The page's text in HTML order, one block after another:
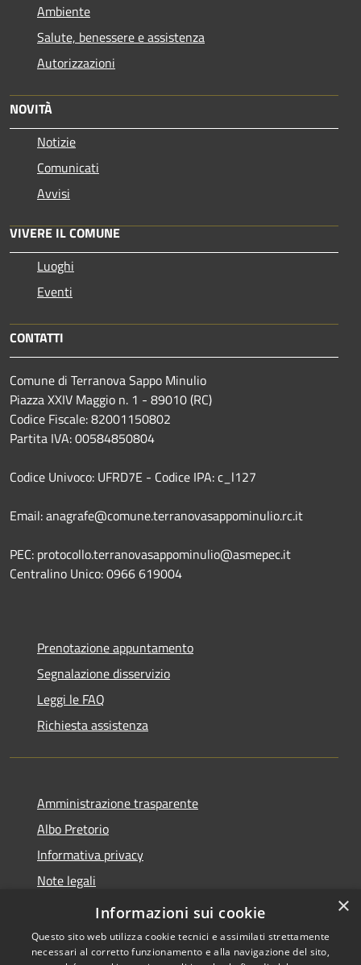
Ambiente
Salute, benessere e assistenza
Autorizzazioni
NOVITÀ
Notizie
Comunicati
Avvisi
VIVERE IL COMUNE
Luoghi
Eventi
CONTATTI
Comune di Terranova Sappo Minulio
Piazza XXIV Maggio n. 1 - 89010 (RC)
Codice Fiscale: 82001150802
Partita IVA: 00584850804
Codice Univoco: UFRD7E - Codice IPA: c_l127
Email: anagrafe@comune.terranovasappominulio.rc.it
PEC: protocollo.terranovasappominulio@asmepec.it
Centralino Unico: 0966 619004
Prenotazione appuntamento
Segnalazione disservizio
Leggi le FAQ
Richiesta assistenza
Amministrazione trasparente
Albo Pretorio
Informativa privacy
Note legali
Dichiarazione di accessibilità
×
Informazioni sui cookie
Questo sito web utilizza cookie tecnici e assimilati strettamente
necessari al corretto funzionamento e alla navigazione del sito,